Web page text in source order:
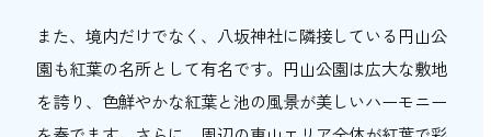
また、境内だけでなく、八坂神社に隣接している円山公
園も紅葉の名所として有名です。円山公園は広大な敷地
を誇り、色鮮やかな紅葉と池の風景が美しいハーモニー